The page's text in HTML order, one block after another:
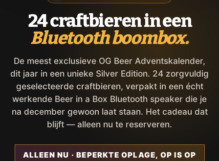
24 craftbieren in een
Bluetooth boombox.
De meest exclusieve OG Beer Adventskalender,
dit jaar in een unieke Silver Edition. 24 zorgvuldig
geselecteerde craftbieren, verpakt in een écht
werkende Beer in a Box Bluetooth speaker die je
na december gewoon laat staan. Het cadeau dat
blijft — alleen nu te reserveren.
ALLEEN NU · BEPERKTE OPLAGE, OP IS OP